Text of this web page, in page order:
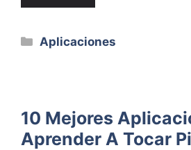
Categorías
Aplicaciones
10 Mejores
Aprender A Tocar